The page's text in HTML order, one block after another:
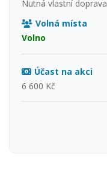
Nutná vlastní doprava
Volná místa
Volno
Účast na akci
6 600 Kč